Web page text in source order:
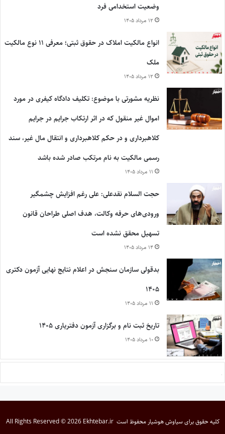
وضعیت استخدامی فرد
۱۲ مرداد ۱۴۰۵
انواع مالکیت املاک در حقوق ثبتی؛ معرفی ۱۱ نوع مالکیت
ملک
۱۲ مرداد ۱۴۰۵
نظریه مشورتی با موضوع: تکلیف دادگاه کیفری در مورد
اموال غیر منقول که در اثر ارتکاب جرایم در جرایم
کلاهبرداری و در حکم کلاهبرداری و انتقال مال غیر، سند
رسمی مالکیت به نام مرتکب صادر شده باشد
۱۱ مرداد ۱۴۰۵
حجت السلام نقدعلی: علی رغم افزایش چشمگیر
ورودی‌های حرفه وکالت، هدف اصلی طراحان قانون
تسهیل محقق نشده است
۱۴ مرداد ۱۴۰۵
بدقولی سازمان سنجش در اعلام نتایج نهایی آزمون دکتری
۱۴۰۵
۱۱ مرداد ۱۴۰۵
تاریخ ثبت نام و برگزاری آزمون دفتریاری ۱۴۰۵
۱۰ مرداد ۱۴۰۵
کلیه حقوق برایسیاوش هوشیار محفوظ است All Rights Reserved © 2026 Ekhtebar.ir